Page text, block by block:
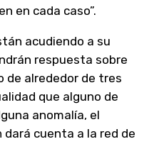
en cada caso”.
acudiendo a su
respuesta sobre
de alrededor de tres
que alguno de
anomalía, el
cuenta a la red de